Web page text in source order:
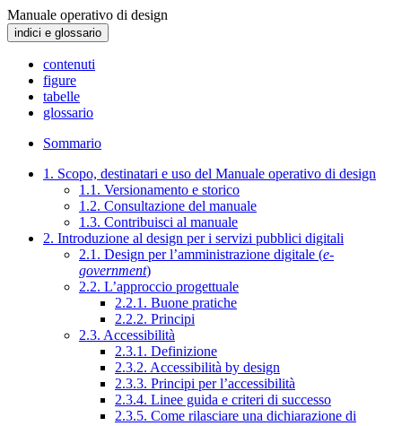
Manuale operativo di design
indici e glossario
contenuti
figure
tabelle
glossario
Sommario
1. Scopo, destinatari e uso del Manuale operativo di design
1.1. Versionamento e storico
1.2. Consultazione del manuale
1.3. Contribuisci al manuale
2. Introduzione al design per i servizi pubblici digitali
2.1. Design per l’amministrazione digitale (e-
government)
2.2. L’approccio progettuale
2.2.1. Buone pratiche
2.2.2. Principi
2.3. Accessibilità
2.3.1. Definizione
2.3.2. Accessibilità by design
2.3.3. Principi per l’accessibilità
2.3.4. Linee guida e criteri di successo
2.3.5. Come rilasciare una dichiarazione di